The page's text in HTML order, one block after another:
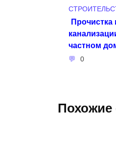
Прочистка
частном
0
Похожие